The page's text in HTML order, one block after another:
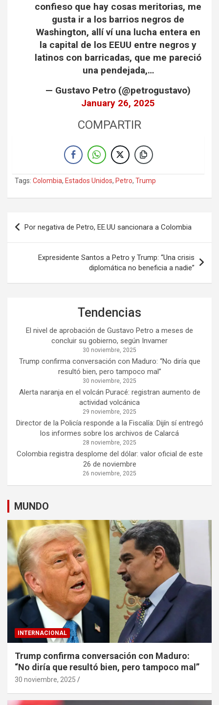
confieso que hay cosas meritorias, me
gusta ir a los barrios negros de
Washington, allí ví una lucha entera en
la capital de los EEUU entre negros y
latinos con barricadas, que me pareció
una pendejada,…
— Gustavo Petro (@petrogustavo)
January 26, 2025
COMPARTIR
Tags: Colombia, Estados Unidos, Petro, Trump
Navegación
de
entradas
Por negativa de Petro, EE.UU sancionara a Colombia
Expresidente Santos a Petro y Trump: “Una crisis
diplomática no beneficia a nadie”
Tendencias
El nivel de aprobación de Gustavo Petro a meses de
concluir su gobierno, según Invamer
30 noviembre, 2025
Trump confirma conversación con Maduro: “No diría que
resultó bien, pero tampoco mal”
30 noviembre, 2025
Alerta naranja en el volcán Puracé: registran aumento de
actividad volcánica
29 noviembre, 2025
Director de la Policía responde a la Fiscalía: Dijín sí entregó
los informes sobre los archivos de Calarcá
28 noviembre, 2025
Colombia registra desplome del dólar: valor oficial de este
26 de noviembre
26 noviembre, 2025
MUNDO
INTERNACIONAL
Trump confirma conversación con Maduro:
“No diría que resultó bien, pero tampoco mal”
30 noviembre, 2025